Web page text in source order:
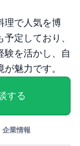
理で人気を博
定しており、
験を活かし、自
魅力です。
する
企業情報